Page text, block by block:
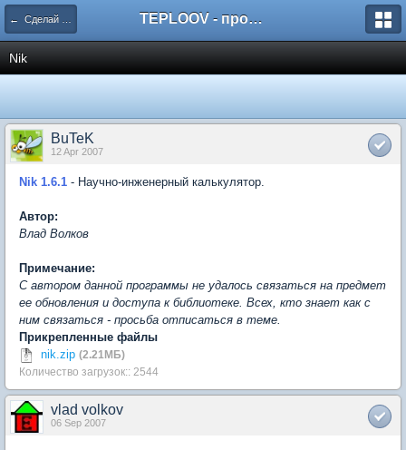
← Сделай сам или оставь ссылку на понравившуюся TEPLOOV - программный комплекс для расчёта систем отопления и вентиляции
Nik
BuTeK
12 Apr 2007
Nik 1.6.1 - Научно-инженерный калькулятор.
Автор:
Влад Волков
Примечание:
С автором данной программы не удалось связаться на предмет
ее обновления и доступа к библиотеке. Всех, кто знает как с
ним связаться - просьба отписаться в теме.
Прикрепленные файлы
nik.zip (2.21МБ)
Количество загрузок:: 2544
vlad volkov
06 Sep 2007